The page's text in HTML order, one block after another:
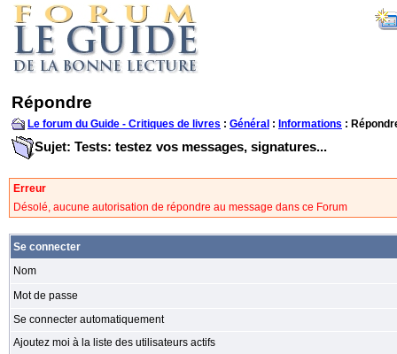
Répondre
Le forum du Guide - Critiques de livres : Général : Informations :
Sujet: Tests: testez vos messages, signatures...
Erreur
Désolé, aucune autorisation de répondre au message dans ce Forum
Se connecter
Nom
Mot de passe
Se connecter automatiquement
Ajoutez moi à la liste des utilisateurs actifs